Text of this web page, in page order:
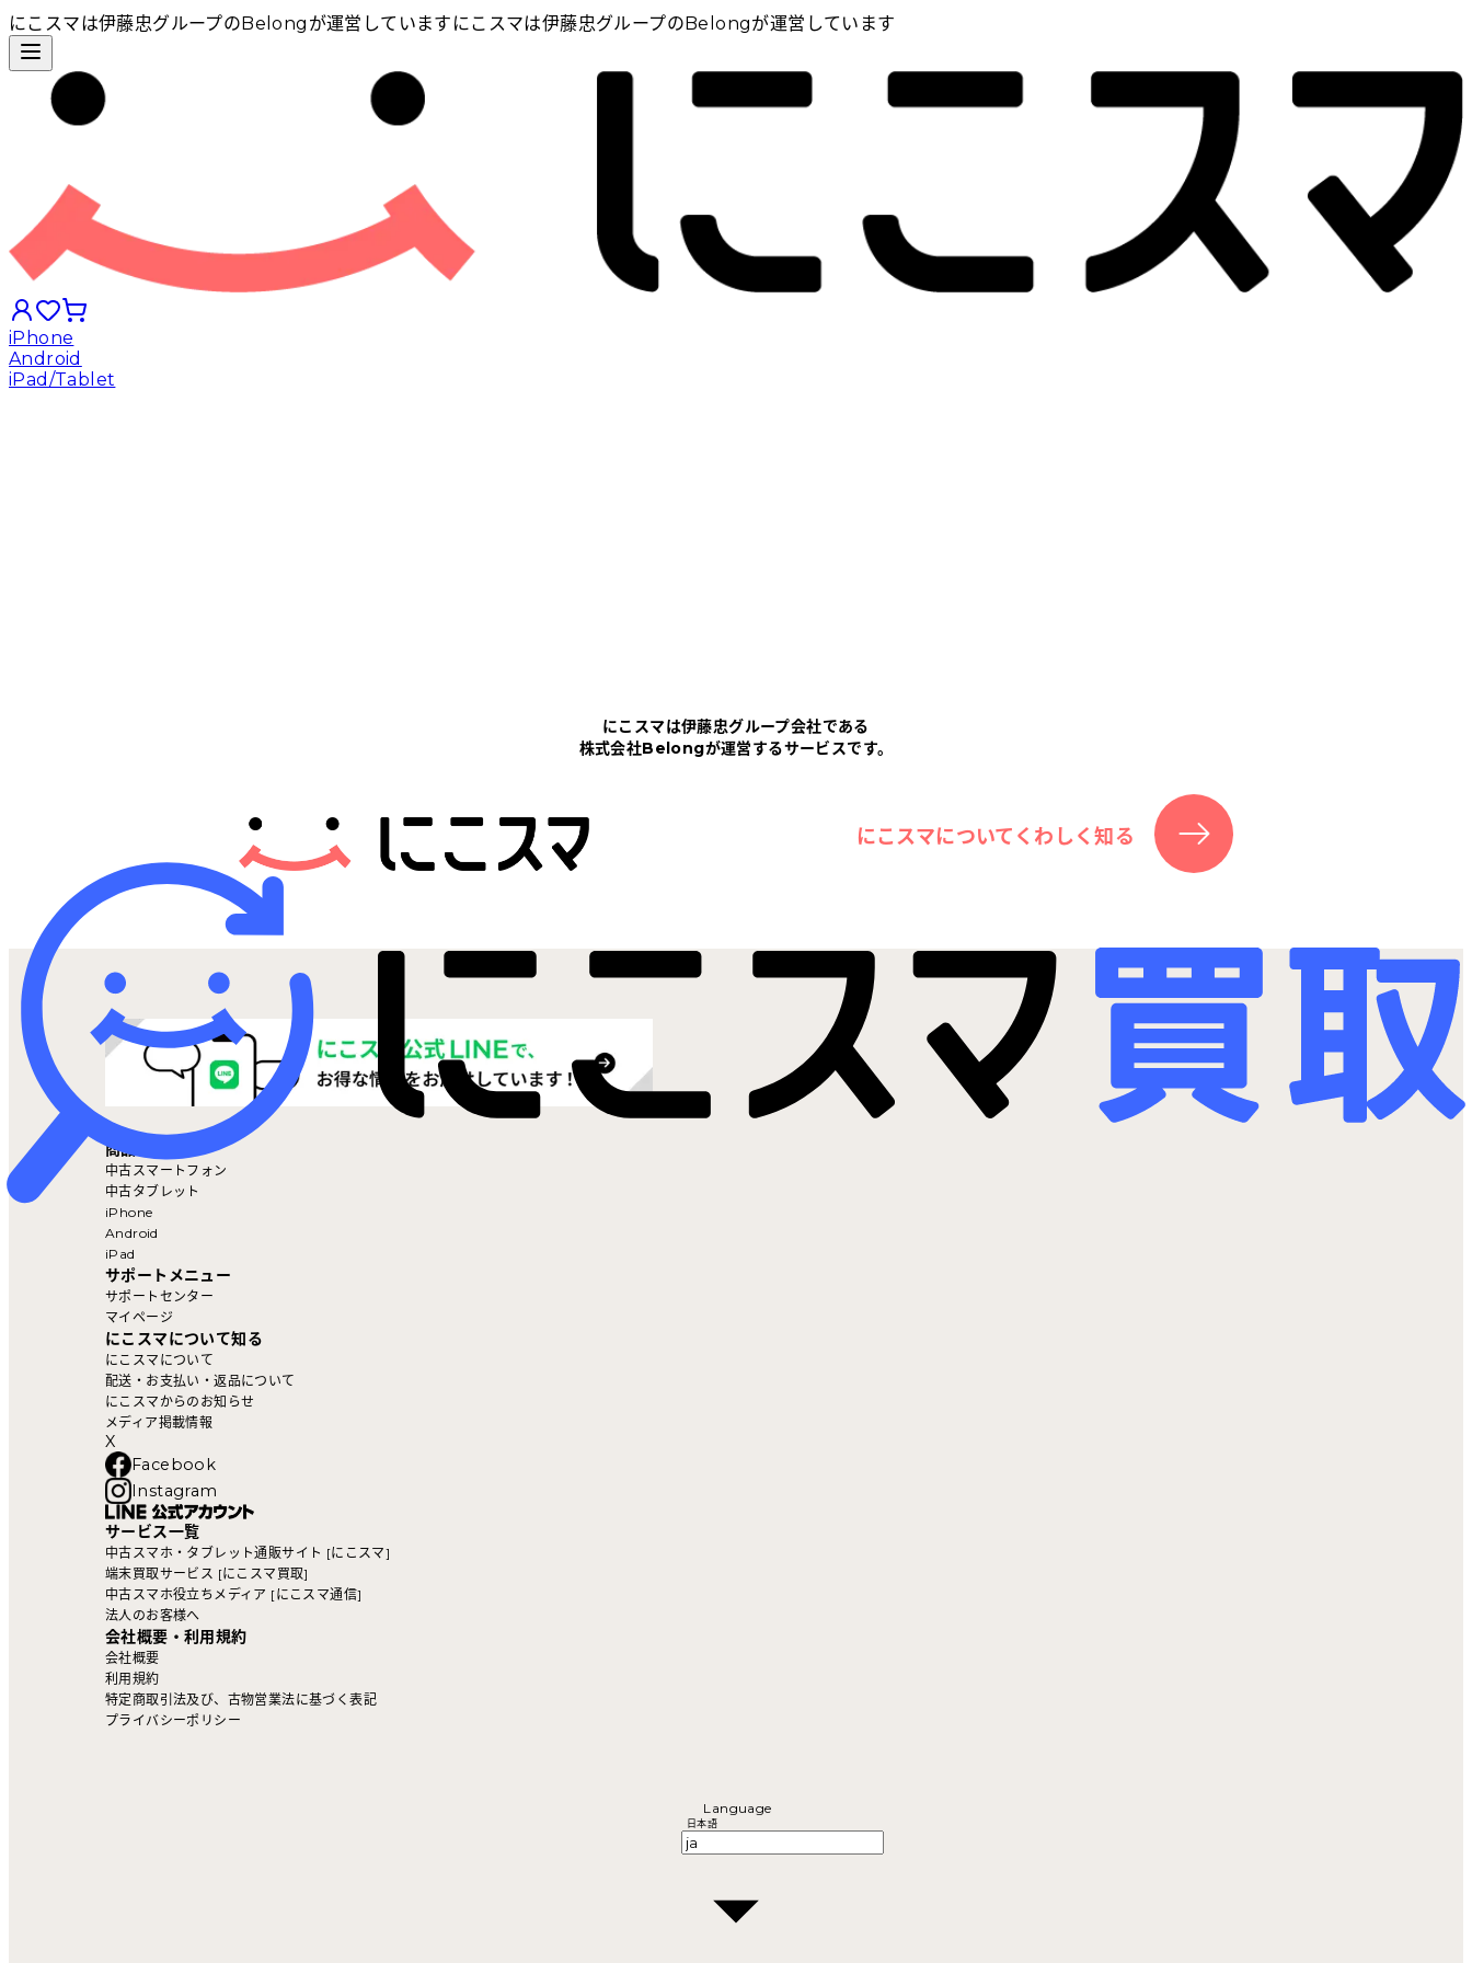
にこスマは伊藤忠グループのBelongが運営しています にこスマは伊藤忠グループのBelongが運営しています
iPhone
Android
iPad/Tablet
ニュース
にこスマ通信
マイページ
にこスマは伊藤忠グループ会社である
株式会社Belongが運営するサービスです。
にこスマについてくわしく知る
商品を探す
中古スマートフォン
中古タブレット
iPhone
Android
iPad
サポートメニュー
サポートセンター
マイページ
にこスマについて知る
にこスマについて
配送・お支払い・返品について
にこスマからのお知らせ
メディア掲載情報
X
Facebook
Instagram
サービス一覧
中古スマホ・タブレット通販サイト [にこスマ]
端末買取サービス [にこスマ買取]
中古スマホ役立ちメディア [にこスマ通信]
法人のお客様へ
会社概要・利用規約
会社概要
利用規約
特定商取引法及び、古物営業法に基づく表記
プライバシーポリシー
Language
日本語